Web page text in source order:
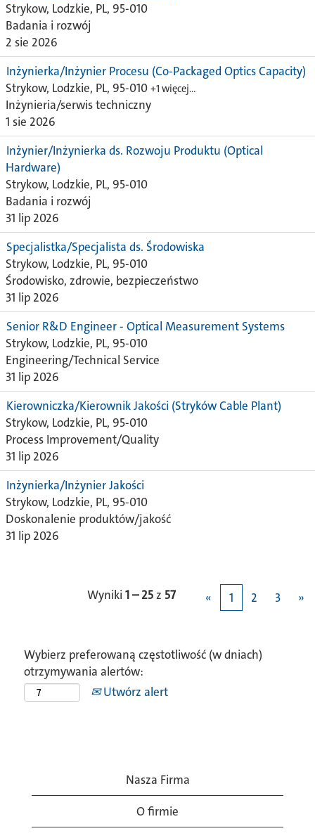
Strykow, Lodzkie, PL, 95-010
Badania i rozwój
2 sie 2026
Inżynierka/Inżynier Procesu (Co-Packaged Optics Capacity)
Strykow, Lodzkie, PL, 95-010 +1 więcej…
Inżynieria/serwis techniczny
1 sie 2026
Inżynier/Inżynierka ds. Rozwoju Produktu (Optical
Hardware)
Strykow, Lodzkie, PL, 95-010
Badania i rozwój
31 lip 2026
Specjalistka/Specjalista ds. Środowiska
Strykow, Lodzkie, PL, 95-010
Środowisko, zdrowie, bezpieczeństwo
31 lip 2026
Senior R&D Engineer - Optical Measurement Systems
Strykow, Lodzkie, PL, 95-010
Engineering/Technical Service
31 lip 2026
Kierowniczka/Kierownik Jakości (Stryków Cable Plant)
Strykow, Lodzkie, PL, 95-010
Process Improvement/Quality
31 lip 2026
Inżynierka/Inżynier Jakości
Strykow, Lodzkie, PL, 95-010
Doskonalenie produktów/jakość
31 lip 2026
Wyniki 1 – 25z 57 « 1 2 3 »
Wybierz preferowaną częstotliwość (w dniach)
otrzymywania alertów:
Utwórz alert
Nasza Firma
O firmie